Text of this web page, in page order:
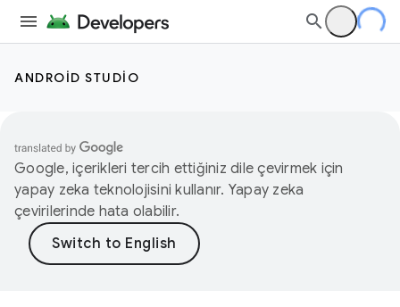
ANDROID STUDIO
Google, içerikleri tercih ettiğiniz dile çevirmek için
yapay zeka teknolojisini kullanır. Yapay zeka
çevirilerinde hata olabilir.